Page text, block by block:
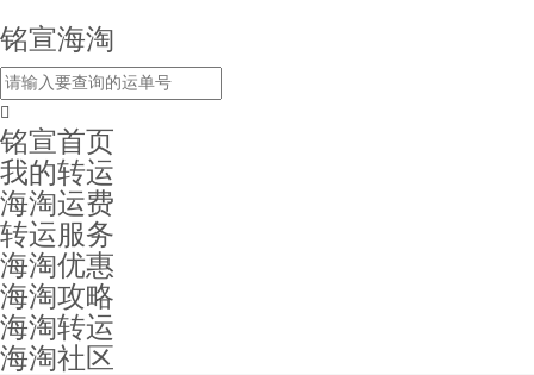
铭宣海淘
铭宣首页
我的转运
海淘运费
转运服务
海淘优惠
海淘攻略
海淘转运
海淘社区